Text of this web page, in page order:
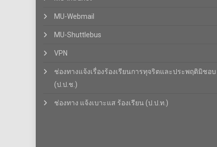
MU-Webmail
MU-Shuttlebus
VPN
ช่องทางแจ้งเรื่องร้องเรียนการทุจริตและประพฤติมิชอบ
(ป.ป.ช.)
ช่องทาง แจ้งเบาะแส ร้องเรียน (ป.ป.ท.)